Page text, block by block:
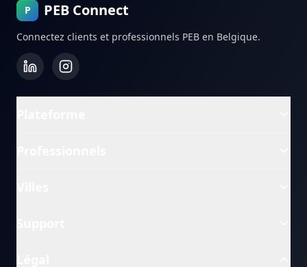
P PEB Connect
Connectez clients et professionnels PEB en Belgique.